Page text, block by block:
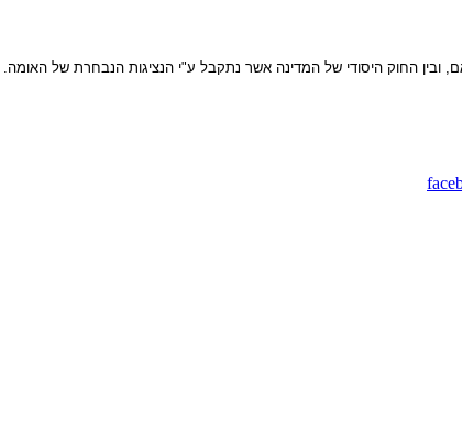
ובין החוק היסודי של המדינה אשר נתקבל ע"י הנציגות הנבחרת של